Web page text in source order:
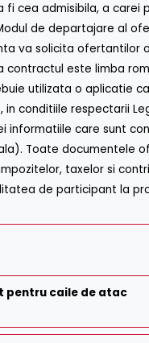
cea admisibila, a carei
de departajare al
va solicita ofertantilor
contractul este limba
utilizata o aplicatie
conditiile respectarii
informatiile care sunt
Toate documentele
taxelor si
de participant la
pentru caile de atac